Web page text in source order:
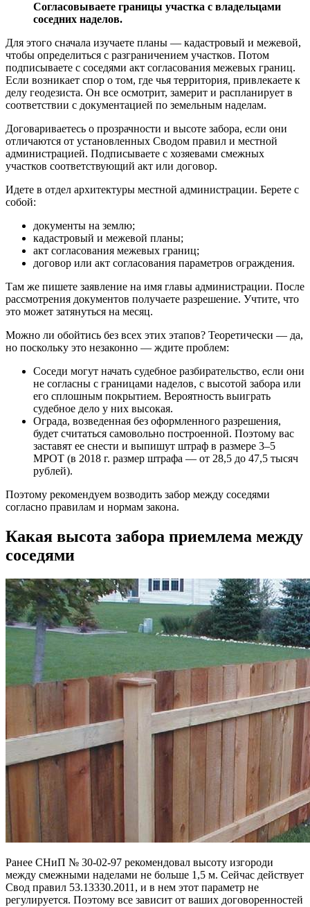
Согласовываете границы участка с владельцами
соседних наделов.
Для этого сначала изучаете планы — кадастровый и межевой,
чтобы определиться с разграничением участков. Потом
подписываете с соседями акт согласования межевых границ.
Если возникает спор о том, где чья территория, привлекаете к
делу геодезиста. Он все осмотрит, замерит и распланирует в
соответствии с документацией по земельным наделам.
Договариваетесь о прозрачности и высоте забора, если они
отличаются от установленных Сводом правил и местной
администрацией. Подписываете с хозяевами смежных
участков соответствующий акт или договор.
Идете в отдел архитектуры местной администрации. Берете с
собой:
документы на землю;
кадастровый и межевой планы;
акт согласования межевых границ;
договор или акт согласования параметров ограждения.
Там же пишете заявление на имя главы администрации. После
рассмотрения документов получаете разрешение. Учтите, что
это может затянуться на месяц.
Можно ли обойтись без всех этих этапов? Теоретически — да,
но поскольку это незаконно — ждите проблем:
Соседи могут начать судебное разбирательство, если они
не согласны с границами наделов, с высотой забора или
его сплошным покрытием. Вероятность выиграть
судебное дело у них высокая.
Ограда, возведенная без оформленного разрешения,
будет считаться самовольно построенной. Поэтому вас
заставят ее снести и выпишут штраф в размере 3–5
МРОТ (в 2018 г. размер штрафа — от 28,5 до 47,5 тысяч
рублей).
Поэтому рекомендуем возводить забор между соседями
согласно правилам и нормам закона.
Какая высота забора приемлема между
соседями
Ранее СНиП № 30-02-97 рекомендовал высоту изгороди
между смежными наделами не больше 1,5 м. Сейчас действует
Свод правил 53.13330.2011, и в нем этот параметр не
регулируется. Поэтому все зависит от ваших договоренностей